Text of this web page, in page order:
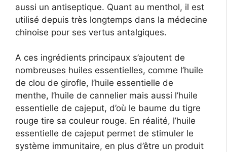
aussi un antiseptique. Quant au menthol, il est
utilisé depuis très longtemps dans la médecine
chinoise pour ses vertus antalgiques.
A ces ingrédients principaux s’ajoutent de
nombreuses huiles essentielles, comme l’huile
de clou de girofle, l’huile essentielle de
menthe, l’huile de cannelier mais aussi l’huile
essentielle de cajeput, d’où le baume du tigre
rouge tire sa couleur rouge. En réalité, l’huile
essentielle de cajeput permet de stimuler le
système immunitaire, en plus d’être un produit